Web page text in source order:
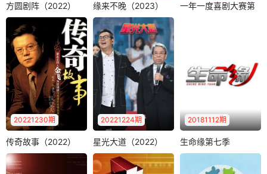
方圆剧阵（2022）
《方圆剧阵》是CC
TV-12社会与法频道
一档社会纪实剧情
栏目，..
方圆剧阵（2022） 缘来不晚（2023）
《缘来不晚》是江
苏综艺频道一档大
型代际相亲交友类
节目，每周五晚..
缘来不晚（2023） 一年一度喜剧大赛第二季
赛第2季》是由爱奇
艺出品、米未联合
一年一度喜剧大赛第
20221230期
传奇故事（2022）
金飞
传奇故事（2022）
20221224期
星光大道（2022）
钟丽燕
莫华伦
星光大道（2022）
20181112期
生命缘第七季
卫视打造的中国国
生命缘第七季